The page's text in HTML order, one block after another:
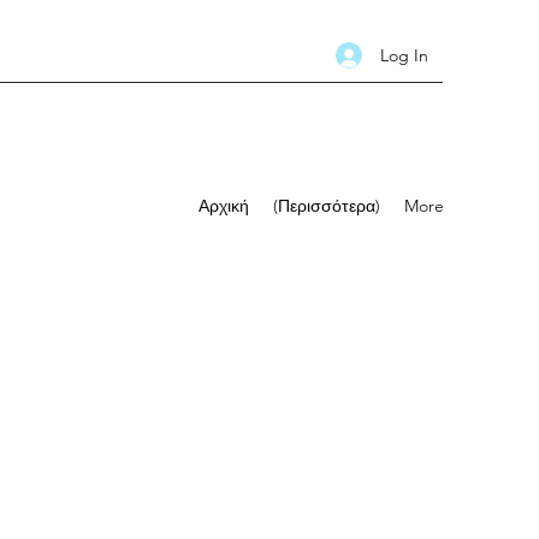
Log In
Αρχική (Περισσότερα) More